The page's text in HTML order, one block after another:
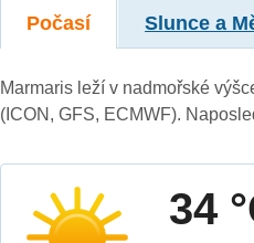
Počasí Slunce a
Marmaris leží v nadmořské
(ICON, GFS, ECMWF).
34